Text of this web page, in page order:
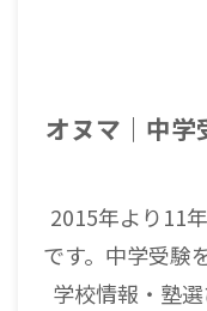
オヌマ｜中
2015年より11
です。中学受験
学校情報・塾